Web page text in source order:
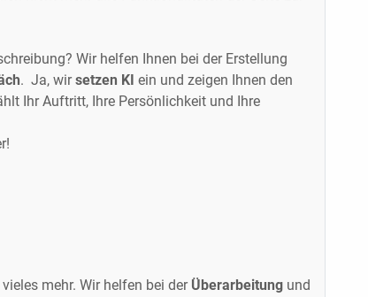
Wir helfen Ihnen bei der Erstellung
. Ja, wirsetzen KI ein und zeigen Ihnen den
Ihr Auftritt, Ihre Persönlichkeit und Ihre
mehr. Wir helfen bei der Überarbeitung und